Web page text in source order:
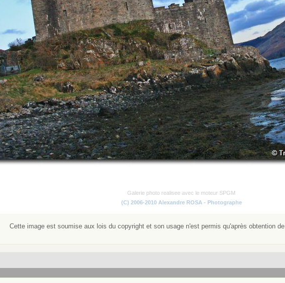
Galerie photo realisee avec le moteur SPGM
(C) 2006-2010 Alexandre ROSA - Photographe
Cette image est soumise aux lois du copyright et son usage n'est permis qu'après obtention de